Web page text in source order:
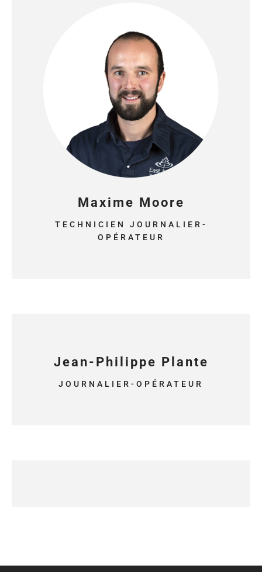
Maxime Moore
TECHNICIEN JOURNALIER-
OPÉRATEUR
Jean-Philippe Plante
JOURNALIER-OPÉRATEUR